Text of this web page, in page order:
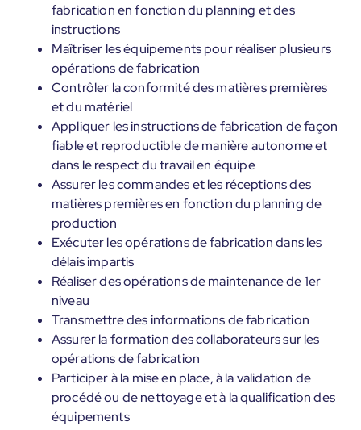
fabrication en fonction du planning et des
instructions
Maîtriser les équipements pour réaliser plusieurs
opérations de fabrication
Contrôler la conformité des matières premières
et du matériel
Appliquer les instructions de fabrication de façon
fiable et reproductible de manière autonome et
dans le respect du travail en équipe
Assurer les commandes et les réceptions des
matières premières en fonction du planning de
production
Exécuter les opérations de fabrication dans les
délais impartis
Réaliser des opérations de maintenance de 1er
niveau
Transmettre des informations de fabrication
Assurer la formation des collaborateurs sur les
opérations de fabrication
Participer à la mise en place, à la validation de
procédé ou de nettoyage et à la qualification des
équipements